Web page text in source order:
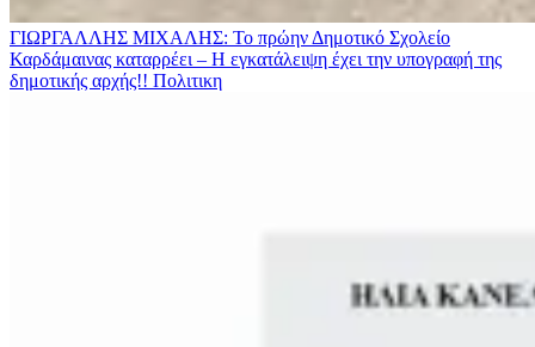
ΓΙΩΡΓΑΛΛΗΣ ΜΙΧΑΛΗΣ: Το πρώην Δημοτικό Σχολείο
Καρδάμαινας καταρρέει – Η εγκατάλειψη έχει την υπογραφή της
δημοτικής αρχής!! Πολιτικη